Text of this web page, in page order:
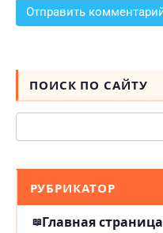
ПОИСК ПО САЙТУ
РУБРИКАТОР
Главная страница